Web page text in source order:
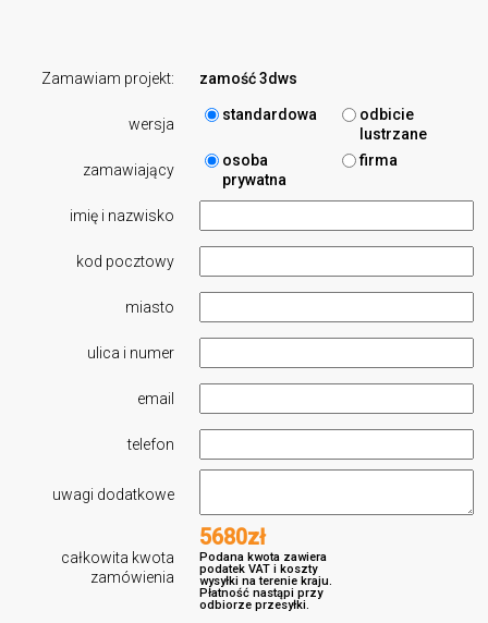
Zamawiam projekt: zamość 3dws
wersja
standardowa
odbicie
lustrzane
zamawiający
osoba
prywatna
firma
imię i nazwisko
kod pocztowy
miasto
ulica i numer
email
telefon
uwagi dodatkowe
całkowita kwota
zamówienia
5680zł
Podana kwota zawiera
podatek VAT i koszty
wysyłki na terenie kraju.
Płatność nastąpi przy
odbiorze przesyłki.